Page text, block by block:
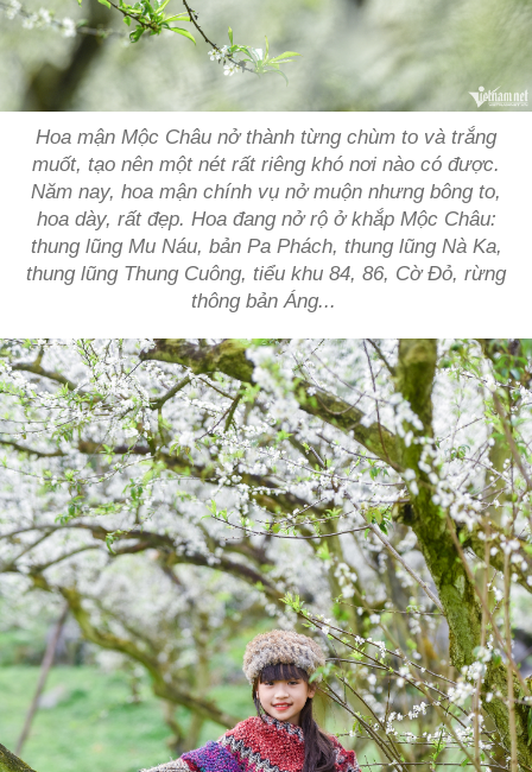
Hoa mận Mộc Châu nở thành từng chùm to và trắng
muốt, tạo nên một nét rất riêng khó nơi nào có được.
Năm nay, hoa mận chính vụ nở muộn nhưng bông to,
hoa dày, rất đẹp. Hoa đang nở rộ ở khắp Mộc Châu:
thung lũng Mu Náu, bản Pa Phách, thung lũng Nà Ka,
thung lũng Thung Cuông, tiểu khu 84, 86, Cờ Đỏ, rừng
thông bản Áng...